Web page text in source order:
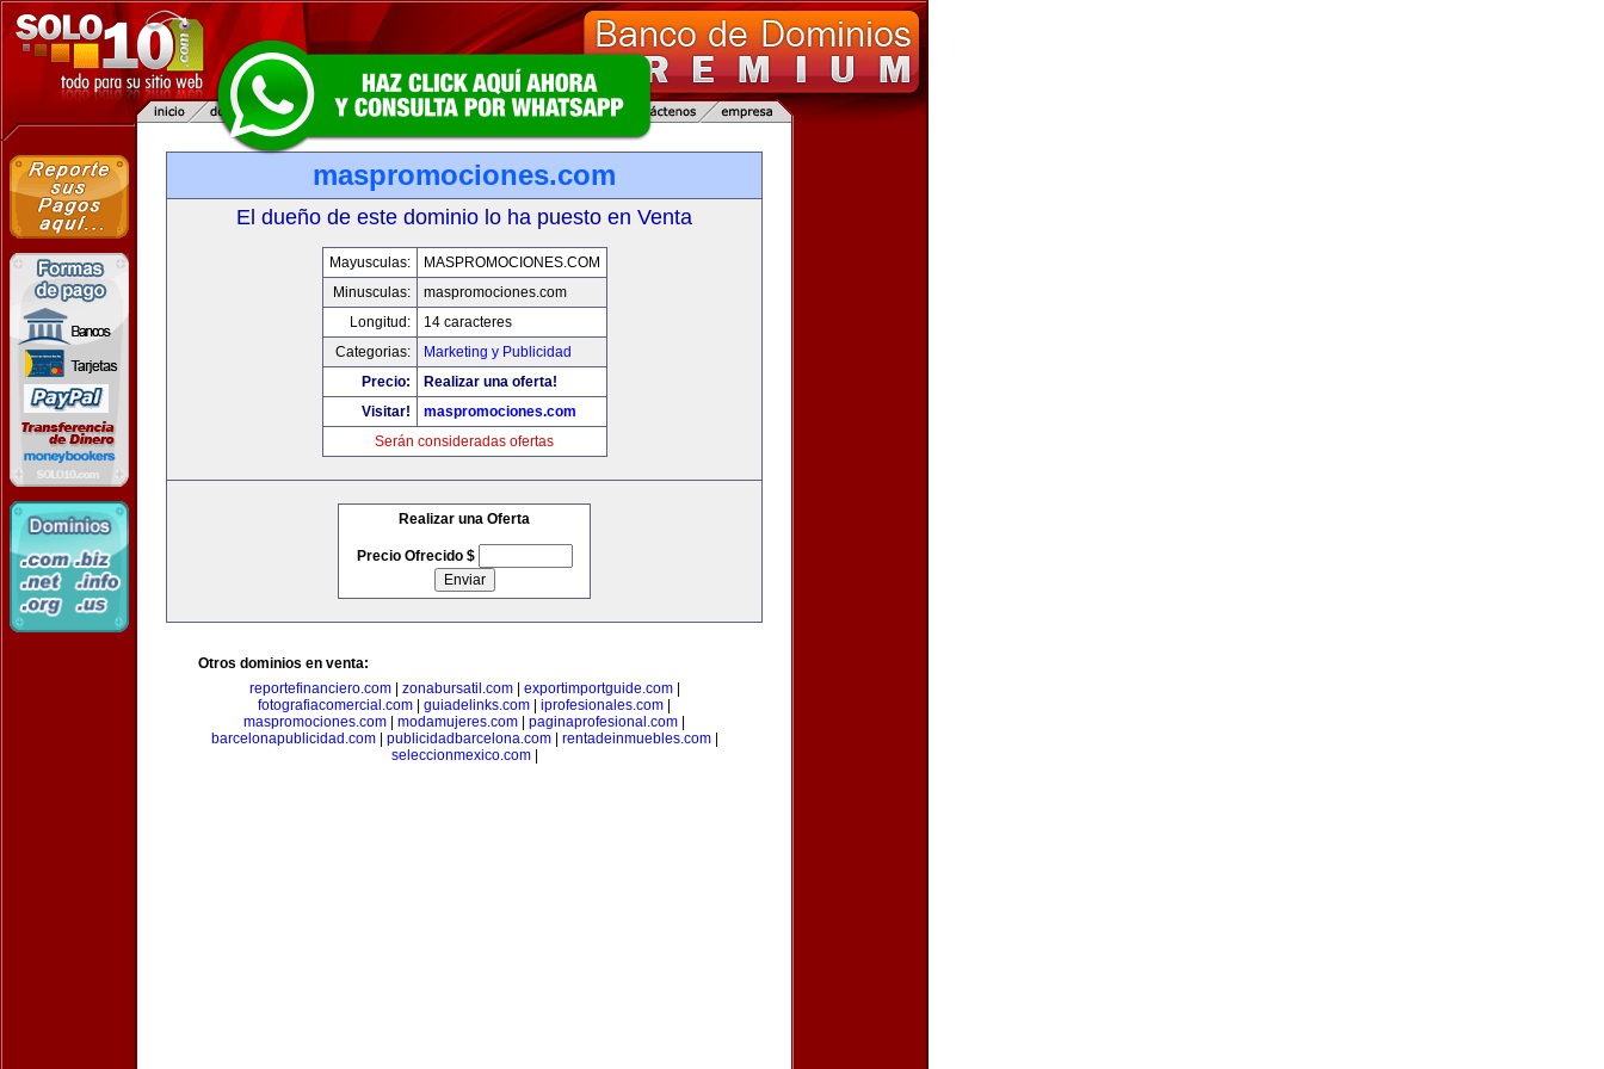
maspromociones.com
El dueño de este dominio lo ha puesto en Venta
Mayusculas:
MASPROMOCIONES.COM
Minusculas:
maspromociones.com
Longitud:
14 caracteres
Categorias:
Marketing y Publicidad
Precio:
Realizar una oferta!
Visitar!
maspromociones.com
Serán consideradas ofertas
Realizar una Oferta
Precio Ofrecido $
Otros dominios en venta:
reportefinanciero.com| zonabursatil.com| exportimportguide.com|
fotografiacomercial.com
guiadelinks.com iprofesionales.com
maspromociones.com
modamujeres.com paginaprofesional.com
barcelonapublicidad.com| publicidadbarcelona.com| rentadeinmuebles.com|
seleccionmexico.com|